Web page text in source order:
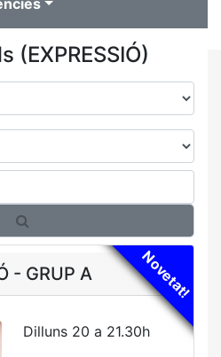
(EXPRESSIÓ)
Novetat!
- GRUP A
Dilluns 20 a 21.30h